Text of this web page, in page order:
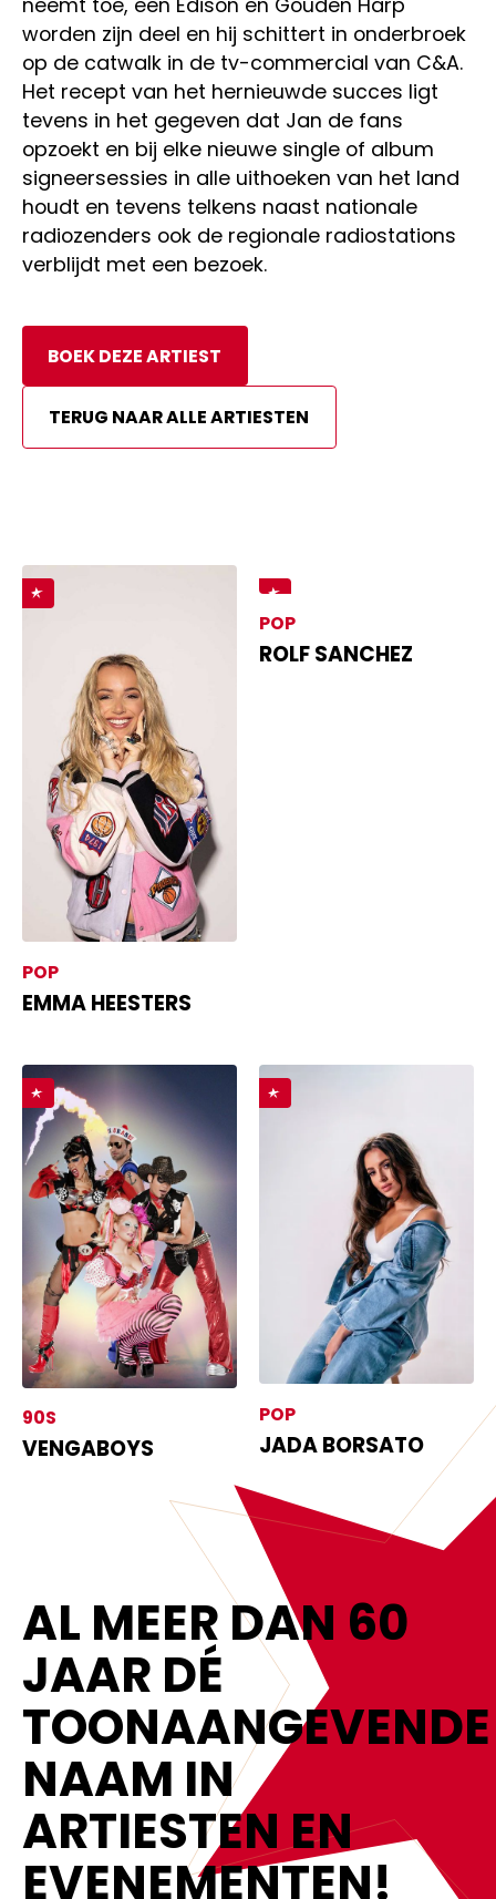
worden zijn deel en hij schittert in onderbroek
op de catwalk in de tv-commercial van C&A.
Het recept van het hernieuwde succes ligt
tevens in het gegeven dat Jan de fans
opzoekt en bij elke nieuwe single of album
signeersessies in alle uithoeken van het land
houdt en tevens telkens naast nationale
radiozenders ook de regionale radiostations
verblijdt met een bezoek.
BOEK DEZE ARTIEST
TERUG NAAR ALLE ARTIESTEN
EMMA HEESTERS
POP
ROLF SANCHEZ
POP
VENGABOYS
90S
JADA BORSATO
POP
AL MEER DAN 60
JAAR DÉ
TOONAANGEVENDE
NAAM IN
ARTIESTEN EN
EVENEMENTEN!‍